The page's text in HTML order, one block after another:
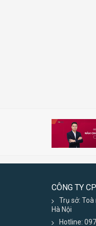
CÔNG TY
Trụ sở: Toà
Hà Nội
Hotline: